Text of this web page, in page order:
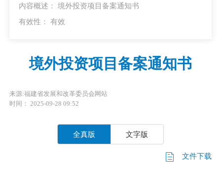
内容概述： 境外投资项目备案通知书
有效性： 有效
境外投资项目备案通知书
来源:福建省发展和改革委员会网站
时间： 2025-09-28 09:52
全真版 文字版
文件下载